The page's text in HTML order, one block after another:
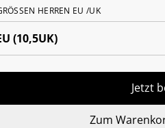
HERREN EU /UK
Jetzt
Zum